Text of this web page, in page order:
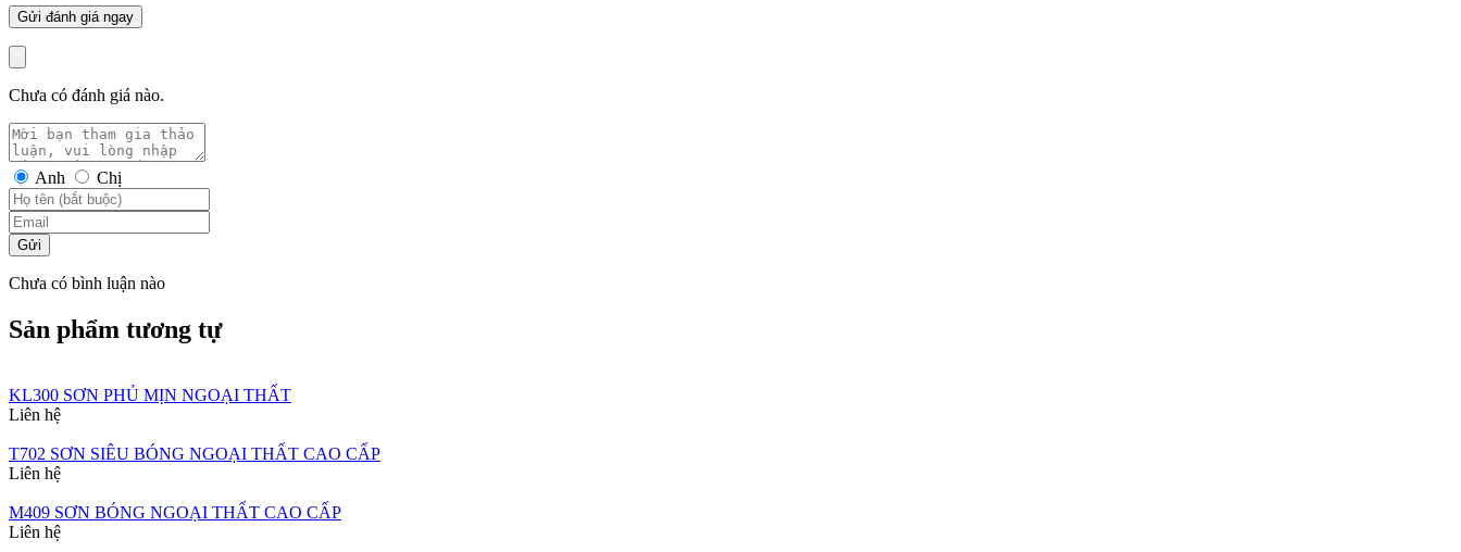
Chưa có đánh giá nào.
Anh Chị
Gửi
Chưa có bình luận nào
Sản phẩm tương tự
KL300 SƠN PHỦ MỊN NGOẠI THẤT
Liên hệ
T702 SƠN SIÊU BÓNG NGOẠI THẤT CAO CẤP
Liên hệ
M409 SƠN BÓNG NGOẠI THẤT CAO CẤP
Liên hệ